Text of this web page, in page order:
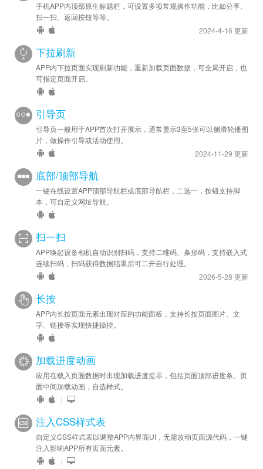
手机APP内顶部原生标题栏，可设置多项常规操作功能，比如分享、
扫一扫、返回按钮等等。
2024-4-16 更新
下拉刷新
APP内下拉页面实现刷新功能，重新加载页面数据，可全局开启，也
可指定页面开启。
引导页
引导页一般用于APP首次打开展示，通常显示3至5张可以侧滑轮播图
片，做操作引导或活动使用。
2024-11-29 更新
底部/顶部导航
一键在线设置APP顶部导航栏或底部导航栏，二选一，按钮支持脚
本，可自定义网址导航。
扫一扫
APP唤起设备相机自动识别扫码，支持二维码、条形码，支持嵌入式
连续扫码，扫码获得数据结果后可二开自行处理。
2026-5-28 更新
长按
APP内长按页面元素出现对应的功能面板，支持长按页面图片、文
字、链接等实现快捷操控。
加载进度动画
应用在载入页面数据时出现加载进度提示，包括页面顶部进度条、页
面中间加载动画，自选样式。
|
注入CSS样式表
自定义CSS样式表以调整APP内界面UI，无需改动页面源代码，一键
注入影响APP所有页面元素。
|